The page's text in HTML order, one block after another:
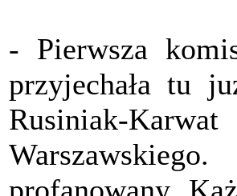
- Pierwsza
przyjechała tu
Rusiniak-